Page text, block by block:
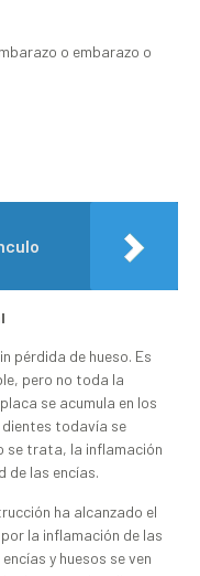
o embarazo o
pérdida de hueso. Es
pero no toda la
se acumula en los
dientes todavía se
se trata, la inflamación
de las encías.
ha alcanzado el
la inflamación de las
y huesos se ven